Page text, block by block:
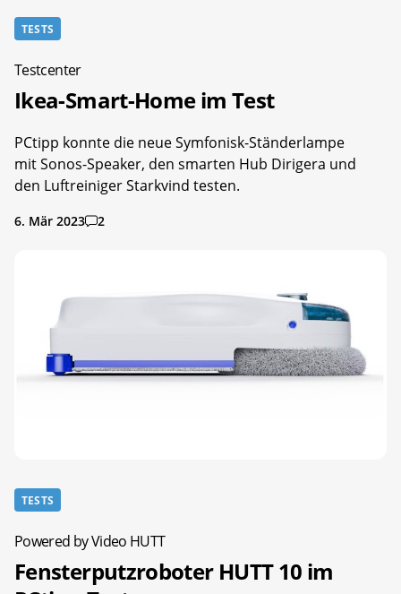
TESTS
Testcenter
Ikea-Smart-Home im Test
PCtipp konnte die neue Symfonisk-Ständerlampe
mit Sonos-Speaker, den smarten Hub Dirigera und
den Luftreiniger Starkvind testen.
6. Mär 2023 2
TESTS
Powered by Video HUTT
Fensterputzroboter HUTT 10 im